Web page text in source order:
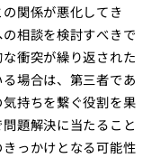
関係が悪化してき
相談を検討すべきで
衝突が繰り返された
場合は、第三者であ
持ちを繋ぐ役割を果
題解決に当たること
っかけとなる可能性